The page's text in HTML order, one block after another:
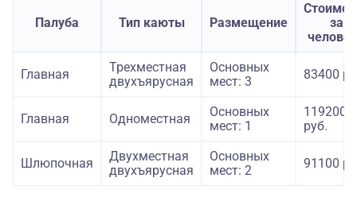
Палуба Тип каюты Размещение
за
Главная
Трехместная
двухъярусная
Основных
мест: 3
83400
Главная Одноместная
Основных
мест: 1
119200
руб.
Шлюпочная
Двухместная
двухъярусная
Основных
мест: 2
91100